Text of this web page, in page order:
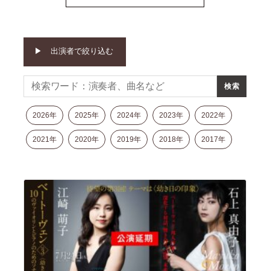
風
音
楽
サ
ロ
ン
出演者で絞り込む
2026年 2025年 2024年 2023年 2022年
2021年 2020年 2019年 2018年 2017年